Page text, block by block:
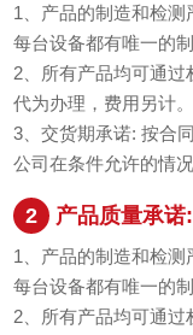
1、产品的制造和检
每台设备都有唯一的
2、所有产品均可通
代为办理，费用另计。
3、交货期承诺: 按合
公司在条件允许的情
2 产品质量承诺:
1、产品的制造和检
每台设备都有唯一的
2、所有产品均可通